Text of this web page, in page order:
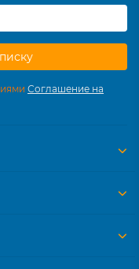
Соглашение на